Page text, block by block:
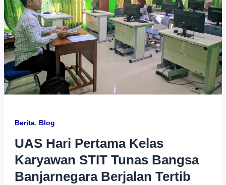
Berita, Blog
UAS Hari Pertama Kelas
Karyawan STIT Tunas Bangsa
Banjarnegara Berjalan Tertib